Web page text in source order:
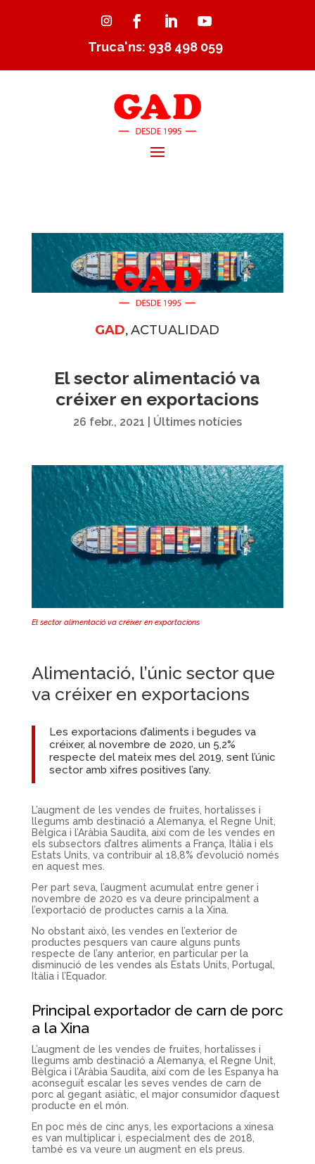
Truca'ns: 938 498 059
GAD,ACTUALIDAD
El sector alimentació va
créixer en exportacions
26 febr., 2021 Últimes notícies
El sector alimentació va créixer en exportacions
Alimentació, l’únic sector que
va créixer en exportacions
Les exportacions d’aliments i begudes va
créixer, al novembre de 2020, un 5,2%
respecte del mateix mes del 2019, sent l’únic
sector amb xifres positives l’any.
L’augment de les vendes de fruites, hortalisses i
llegums amb destinació a Alemanya, el Regne Unit,
Bèlgica i l’Aràbia Saudita, així com de les vendes en
els subsectors d’altres aliments a França, Itàlia i els
Estats Units, va contribuir al 18,8% d’evolució només
en aquest mes.
Per part seva, l’augment acumulat entre gener i
novembre de 2020 es va deure principalment a
l’exportació de productes carnis a la Xina.
No obstant això, les vendes en l’exterior de
productes pesquers van caure alguns punts
respecte de l’any anterior, en particular per la
disminució de les vendes als Estats Units, Portugal,
Itàlia i l’Equador.
Principal exportador de carn de porc
a la Xina
L’augment de les vendes de fruites, hortalisses i
llegums amb destinació a Alemanya, el Regne Unit,
Bèlgica i l’Aràbia Saudita, així com de les Espanya ha
aconseguit escalar les seves vendes de carn de
porc al gegant asiàtic, el major consumidor d’aquest
producte en el món.
En poc més de cinc anys, les exportacions a xinesa
es van multiplicar i, especialment des de 2018,
també es va veure un augment en els preus.